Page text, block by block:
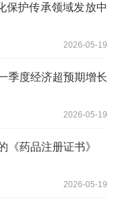
保护传承领域发放中
2026-05-19
季度经济超预期增长
2026-05-19
《药品注册证书》
2026-05-19